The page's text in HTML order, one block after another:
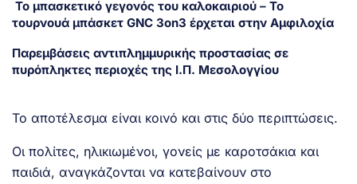
Το μπασκετικό γεγονός του καλοκαιριού – Το
τουρνουά μπάσκετ GNC 3on3 έρχεται στην Αμφιλοχία
Παρεμβάσεις αντιπλημμυρικής προστασίας σε
πυρόπληκτες περιοχές της Ι.Π. Μεσολογγίου
Το αποτέλεσμα είναι κοινό και στις δύο περιπτώσεις.
Οι πολίτες, ηλικιωμένοι, γονείς με καροτσάκια και
παιδιά, αναγκάζονται να κατεβαίνουν στο